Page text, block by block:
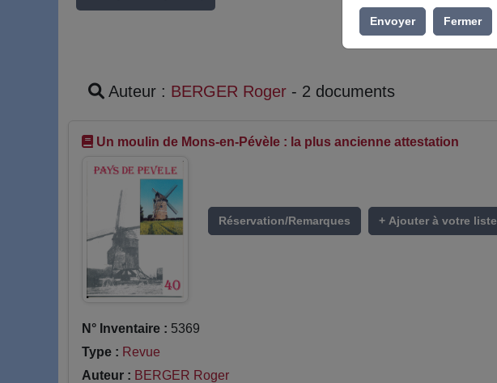
Auteur : BERGER Roger - 2 documents
Un moulin de Mons-en-Pévèle : la plus ancienne attestation
Réservation/Remarques + Ajouter à votre liste
N° Inventaire : 5369
Type : Revue
Auteur : BERGER Roger
Envoyer Fermer